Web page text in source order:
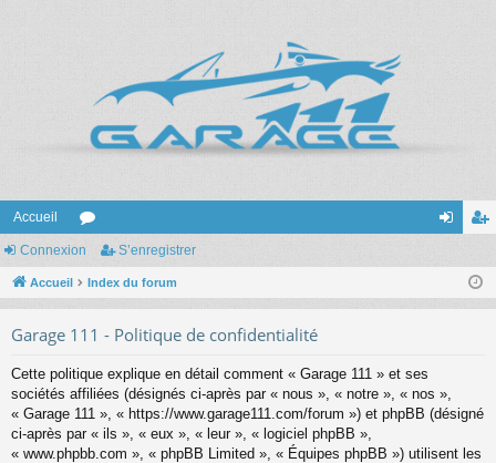
Accueil
or
u nr
r
Connexion S’enregistrer
Accueil Index du forum
Garage 111 - Politique de confidentialité
Cette politique explique en détail comment « Garage 111 » et ses
sociétés affiliées (désignés ci-après par « nous », « notre », « nos »,
« Garage 111 », « https://www.garage111.com/forum ») et phpBB (désigné
ci-après par « ils », « eux », « leur », « logiciel phpBB »,
« www.phpbb.com », « phpBB Limited », « Équipes phpBB ») utilisent les